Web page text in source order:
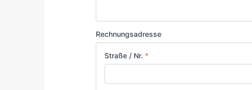
Rechnungsadresse
Straße / Nr. *